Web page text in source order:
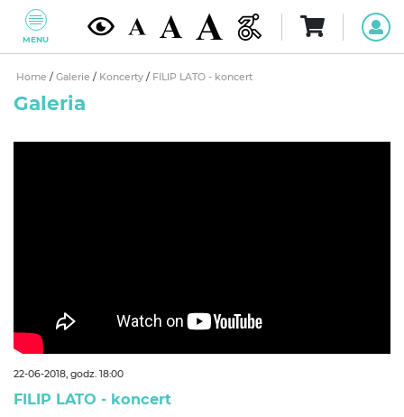
MENU
Home / Galerie / Koncerty / FILIP LATO - koncert
Galeria
22-06-2018, godz. 18:00
FILIP LATO - koncert